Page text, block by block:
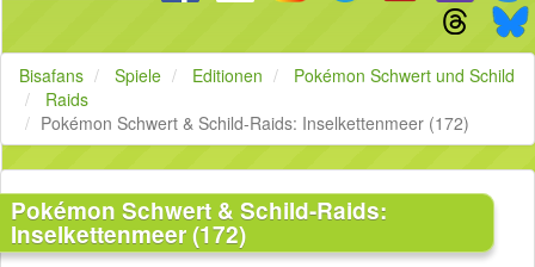
Bisafans Spiele Editionen
Pokémon Schwert und Schild
Raids
Pokémon Schwert & Schild-Raids: Inselkettenmeer (172)
Pokémon Schwert & Schild-Raids:
Inselkettenmeer (172)